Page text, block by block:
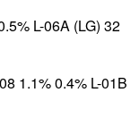
L-06A (LG) 32
1.1% 0.4% L-01B